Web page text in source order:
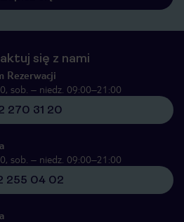
się z nami
Rezerwacji
sob. – niedz. 09:00–21:00
270 31 20
sob. – niedz. 09:00–21:00
255 04 02